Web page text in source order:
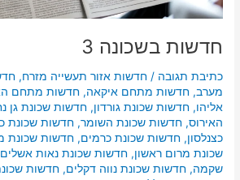
חדשות בשכונה 3
כתיבת תגובה /חדשות אזור תעשייה מזרח,
מערב,חדשות מתחם איקאה,חדשות מתחם
אליהו,חדשות שכונת גורדון,חדשות שכונת גן
האירוס,חדשות שכונת השומר,חדשות שכונת
כצנלסון,חדשות שכונת כרמים,חדשות שכונת
שכונת מרום ראשון,חדשות שכונת נאות אשלים
שקמה,חדשות שכונת נווה דקלים,חדשות